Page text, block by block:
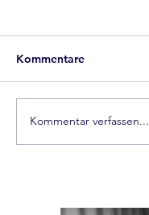
Wir sind
Kommentare
Kommentar verfassen...